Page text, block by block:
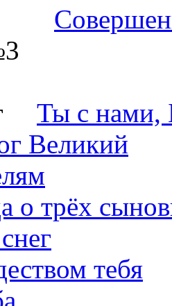
Ты с нами,
Великий
о трёх
тебя